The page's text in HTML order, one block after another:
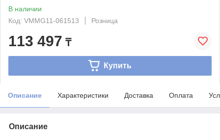
В наличии
Код: VMMG11-061513
Розница
113 497 ₸
Купить
Описание Характеристики Доставка Оплата
Описание